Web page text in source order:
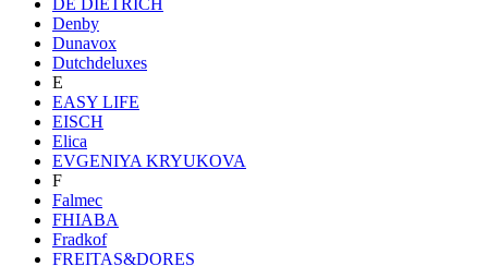
Denby
Dunavox
Dutchdeluxes
E
EASY LIFE
EISCH
Elica
EVGENIYA KRYUKOVA
F
Falmec
FHIABA
Fradkof
FREITAS&DORES